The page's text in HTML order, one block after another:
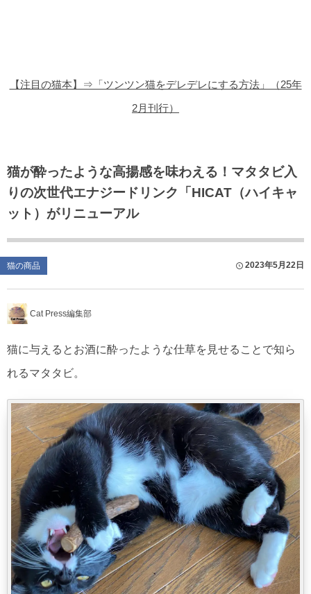
【注目の猫本】⇒「ツンツン猫をデレデレにする方法」（25年
2月刊行）
猫が酔ったような高揚感を味わえる！マタタビ入
りの次世代エナジードリンク「HICAT（ハイキャ
ット）がリニューアル
猫の商品 2023年5月22日
Cat Press編集部
猫に与えるとお酒に酔ったような仕草を見せることで知ら
れるマタタビ。
猫のゲーム・アプリ
猫のフリー写真素材